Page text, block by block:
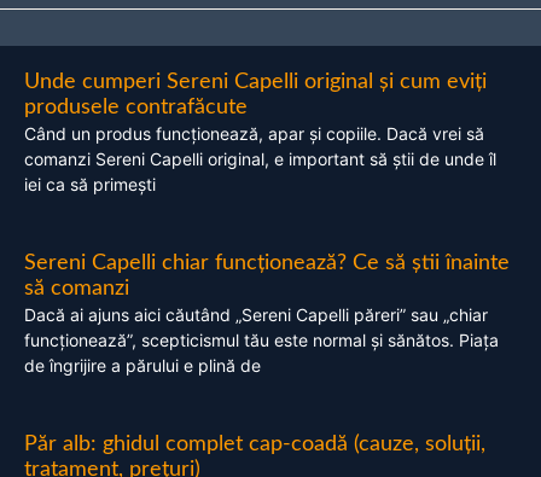
Unde cumperi Sereni Capelli original și cum eviți
produsele contrafăcute
Când un produs funcționează, apar și copiile. Dacă vrei să
comanzi Sereni Capelli original, e important să știi de unde îl
iei ca să primești
Sereni Capelli chiar funcționează? Ce să știi înainte
să comanzi
Dacă ai ajuns aici căutând „Sereni Capelli păreri” sau „chiar
funcționează”, scepticismul tău este normal și sănătos. Piața
de îngrijire a părului e plină de
Păr alb: ghidul complet cap-coadă (cauze, soluții,
tratament, prețuri)